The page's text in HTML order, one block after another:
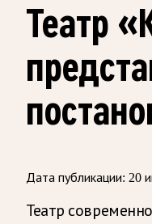
Театр
Дата публикации: 20
Театр